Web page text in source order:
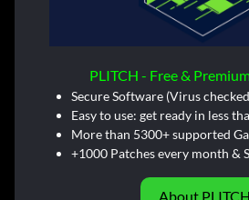
PLITCH - Free &
Secure Software (Virus
Easy to use: get ready in less
More than 5300+ supported
+1000 Patches every month &
About PLITCH